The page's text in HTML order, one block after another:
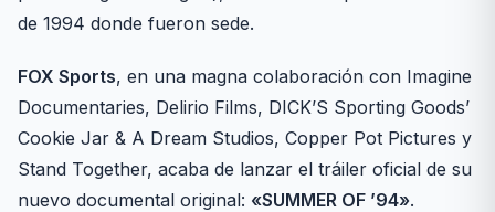
de 1994 donde fueron sede.
FOX Sports, en una magna colaboración con Imagine
Documentaries, Delirio Films, DICK’S Sporting Goods’
Cookie Jar & A Dream Studios, Copper Pot Pictures y
Stand Together, acaba de lanzar el tráiler oficial de su
nuevo documental original: «SUMMER OF ’94».